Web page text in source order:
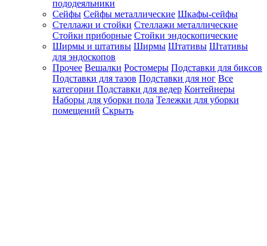
пододеяльники
Сейфы Сейфы металлические Шкафы-сейфы
Стеллажи и стойки Стеллажи металлические
Стойки приборные Стойки эндоскопические
Ширмы и штативы Ширмы Штативы Штативы
для эндоскопов
Прочее Вешалки Ростомеры Подставки для биксов
Подставки для тазов Подставки для ног Все
категории Подставки для ведер Контейнеры
Наборы для уборки пола Тележки для уборки
помещений Скрыть